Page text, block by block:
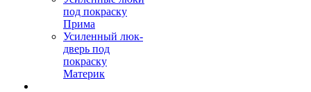
под покраску
Прима
Усиленный люк-
дверь под
покраску
Материк